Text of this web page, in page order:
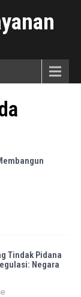
Tindak Pidana
Negara